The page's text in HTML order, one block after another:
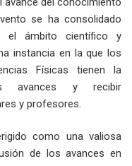
se ha consolidado
el ámbito científico y
instancia en la que los
Físicas tienen la
avances y recibir
y profesores.
como una valiosa
de los avances en